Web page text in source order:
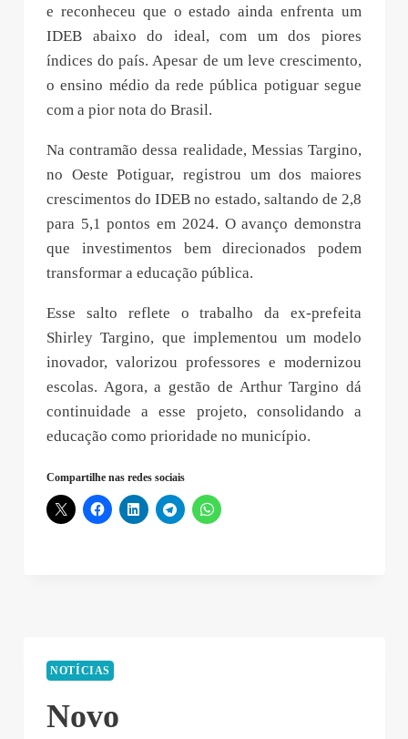
e reconheceu que o estado ainda enfrenta um
IDEB abaixo do ideal, com um dos piores
índices do país. Apesar de um leve crescimento,
o ensino médio da rede pública potiguar segue
com a pior nota do Brasil.
Na contramão dessa realidade, Messias Targino,
no Oeste Potiguar, registrou um dos maiores
crescimentos do IDEB no estado, saltando de 2,8
para 5,1 pontos em 2024. O avanço demonstra
que investimentos bem direcionados podem
transformar a educação pública.
Esse salto reflete o trabalho da ex-prefeita
Shirley Targino, que implementou um modelo
inovador, valorizou professores e modernizou
escolas. Agora, a gestão de Arthur Targino dá
continuidade a esse projeto, consolidando a
educação como prioridade no município.
Compartilhe nas redes sociais
NOTÍCIAS
Novo